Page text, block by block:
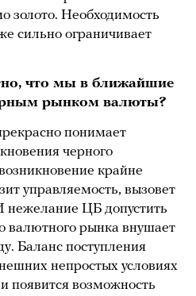
золото. Необходимость
сильно ограничивает
что мы в ближайшие
рынком валюты?
понимает
черного
крайне
управляемость, вызовет
нежелание ЦБ допустить
валютного рынка внушает
Баланс поступления
непростых условиях
появится возможность